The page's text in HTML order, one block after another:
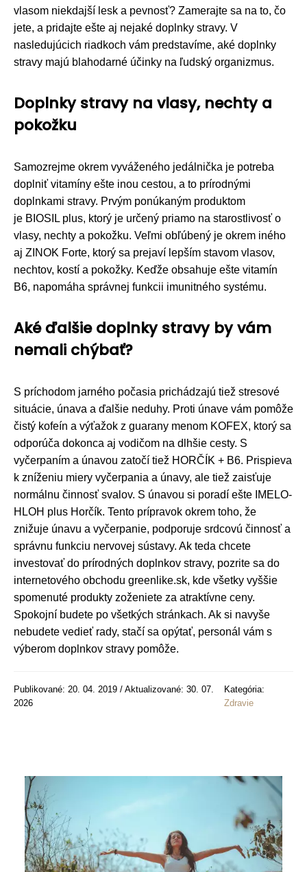
vlasom niekdajší lesk a pevnosť? Zamerajte sa na to, čo
jete, a pridajte ešte aj nejaké doplnky stravy. V
nasledujúcich riadkoch vám predstavíme, aké doplnky
stravy majú blahodarné účinky na ľudský organizmus.
Doplnky stravy na vlasy, nechty a
pokožku
Samozrejme okrem vyváženého jedálnička je potreba
doplniť vitamíny ešte inou cestou, a to prírodnými
doplnkami stravy. Prvým ponúkaným produktom
je BIOSIL plus, ktorý je určený priamo na starostlivosť o
vlasy, nechty a pokožku. Veľmi obľúbený je okrem iného
aj ZINOK Forte, ktorý sa prejaví lepším stavom vlasov,
nechtov, kostí a pokožky. Keďže obsahuje ešte vitamín
B6, napomáha správnej funkcii imunitného systému.
Aké ďalšie doplnky stravy by vám
nemali chýbať?
S príchodom jarného počasia prichádzajú tiež stresové
situácie, únava a ďalšie neduhy. Proti únave vám pomôže
čistý kofeín a výťažok z guarany menom KOFEX, ktorý sa
odporúča dokonca aj vodičom na dlhšie cesty. S
vyčerpaním a únavou zatočí tiež HORČÍK + B6. Prispieva
k zníženiu miery vyčerpania a únavy, ale tiež zaisťuje
normálnu činnosť svalov. S únavou si poradí ešte IMELO-
HLOH plus Horčík. Tento prípravok okrem toho, že
znižuje únavu a vyčerpanie, podporuje srdcovú činnosť a
správnu funkciu nervovej sústavy. Ak teda chcete
investovať do prírodných doplnkov stravy, pozrite sa do
internetového obchodu greenlike.sk, kde všetky vyššie
spomenuté produkty zoženiete za atraktívne ceny.
Spokojní budete po všetkých stránkach. Ak si navyše
nebudete vedieť rady, stačí sa opýtať, personál vám s
výberom doplnkov stravy pomôže.
Publikované: 20. 04. 2019 / Aktualizované: 30. 07.
2026
Kategória:
Zdravie